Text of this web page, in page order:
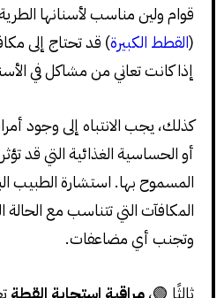
قوام ولين مناسب لأسنانها
(القطط الكبيرة) قد تحتاج إلى
إذا كانت تعاني من مشاكل في
كذلك، يجب الانتباه إلى وجود
أو الحساسية الغذائية التي قد
المسموح بها. استشارة الطبيب
المكافآت التي تتناسب مع
وتجنب أي مضاعفات.
ثالثًا 🟢،مراقبة استجابة القطة